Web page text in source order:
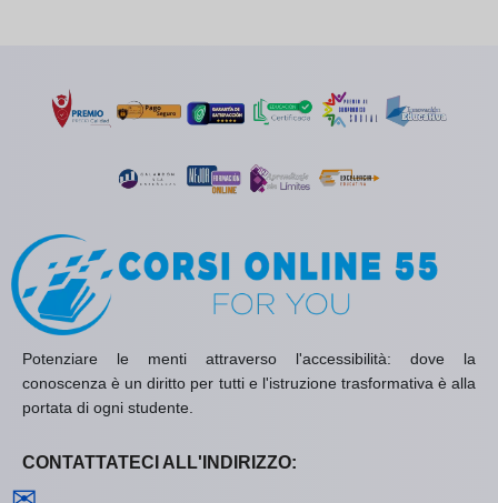
Potenziare le menti attraverso l'accessibilità: dove la
conoscenza è un diritto per tutti e l'istruzione trasformativa è alla
portata di ogni studente.
CONTATTATECI ALL'INDIRIZZO: